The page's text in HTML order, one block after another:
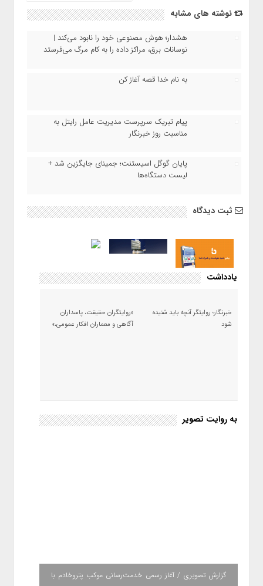
نوشته های مشابه
هشدار؛ هوش مصنوعی خود را نابود می‌کند |
نوسانات برق، مراکز داده را به کام مرگ می‌فرستد
به نام خدا قصه آغاز کن
پیام تبریک سرپرست مدیریت عامل رایتل به
مناسبت روز خبرنگار
پایان گوگل اسیستنت؛ جمینای جایگزین شد +
لیست دستگاه‌ها
ثبت دیدگاه
یادداشت
خبرنگار؛ روایتگر آنچه باید شنیده
شود
«روایتگران حقیقت، پاسداران
آگاهی و معماران افکار عمومی،»
به روایت تصویر
گزارش تصویری / آغاز رسمی خدمت‌رسانی موکب پتروخادم با